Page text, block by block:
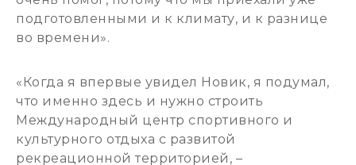
подготовленными и к климату, и к разнице
во времени».
«Когда я впервые увидел Новик, я подумал,
что именно здесь и нужно строить
Международный центр спортивного и
культурного отдыха с развитой
рекреационной территорией, –